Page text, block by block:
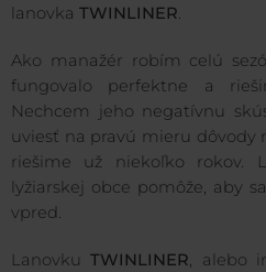
lanovka TWINLINER.
Ako manažér robím celú
fungovalo perfektne a
Nechcem jeho negatívnu
uviesť na pravú mieru dôvody
riešime už niekoľko rokov.
lyžiarskej obce pomôže, aby
vpred.
LanovkuTWINLINER, alebo